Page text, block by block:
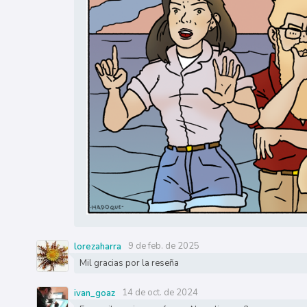
lorezaharra
9 de feb. de 2025
Mil gracias por la reseña
ivan_goaz
14 de oct. de 2024